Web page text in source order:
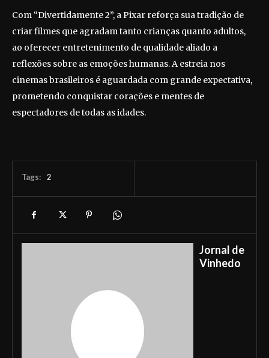
Com “Divertidamente 2”, a Pixar reforça sua tradição de
criar filmes que agradam tanto crianças quanto adultos,
ao oferecer entretenimento de qualidade aliado a
reflexões sobre as emoções humanas. A estreia nos
cinemas brasileiros é aguardada com grande expectativa,
prometendo conquistar corações e mentes de
espectadores de todas as idades.
Tags: 2
Jornal de
Vinhedo